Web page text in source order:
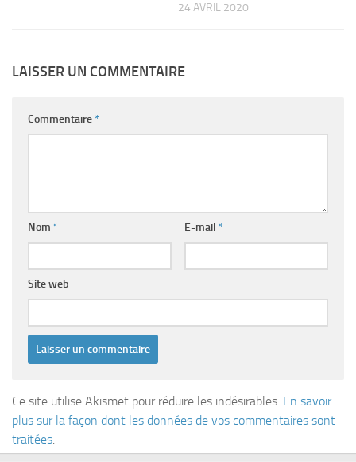
24 AVRIL 2020
LAISSER UN COMMENTAIRE
Commentaire*
Nom * E-mail *
Site web
Ce site utilise Akismet pour réduire les indésirables. En savoir
plus sur la façon dont les données de vos commentaires sont
traitées.